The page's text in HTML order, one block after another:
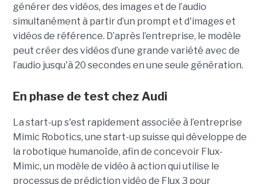
générer des vidéos, des images et de l’audio
simultanément à partir d’un prompt et d'images et
vidéos de référence. D’après l’entreprise, le modèle
peut créer des vidéos d’une grande variété avec de
l’audio jusqu'à 20 secondes en une seule génération.
En phase de test chez Audi
La start-up s'est rapidement associée à l’entreprise
Mimic Robotics, une start-up suisse qui développe de
la robotique humanoïde, afin de concevoir Flux-
Mimic, un modèle de vidéo à action qui utilise le
processus de prédiction vidéo de Flux 3 pour